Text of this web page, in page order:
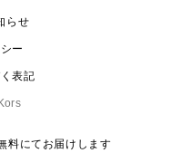
らせ
ー
表記
料にてお届けします